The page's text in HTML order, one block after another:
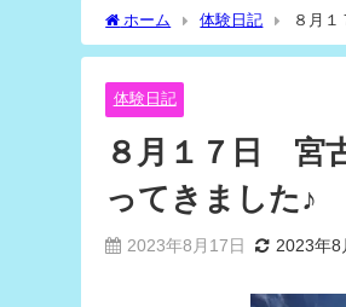
ホーム 体験日記 ８月
体験日記
８月１７日 宮
ってきました♪
2023年8月17日 2023年8